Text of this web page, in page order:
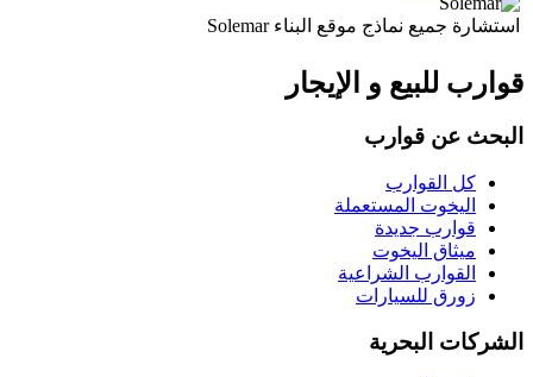
استشارة جميع نماذج موقع البناء Solemar
قوارب للبيع و الإيجار
البحث عن قوارب
كل القوارب
اليخوت المستعملة
قوارب جديدة
ميثاق اليخوت
القوارب الشراعية
زورق للسيارات
الشركات البحرية